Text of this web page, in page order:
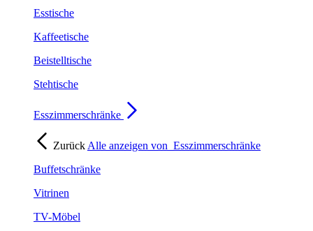
Esstische
Kaffeetische
Beistelltische
Stehtische
Esszimmerschränke
Zurück Alle anzeigen von Esszimmerschränke
Buffetschränke
Vitrinen
TV-Möbel